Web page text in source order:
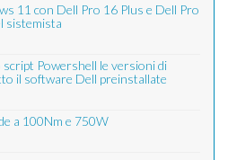
11 con Dell Pro 16 Plus e Dell Pro
sistemista
Powershell le versioni di
il software Dell preinstallate
a 100Nm e 750W